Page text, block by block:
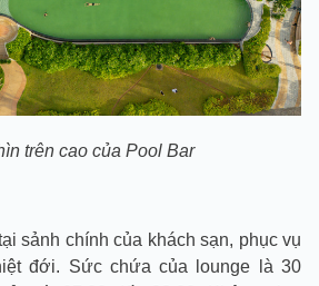
trên cao của Pool Bar
sảnh chính của khách sạn, phục vụ
đới. Sức chứa của lounge là 30